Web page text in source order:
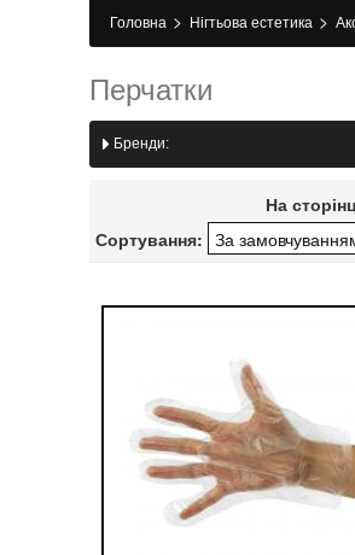
Головна > Нігтьова естетика >
Перчатки
Бренди:
На
Сортування: